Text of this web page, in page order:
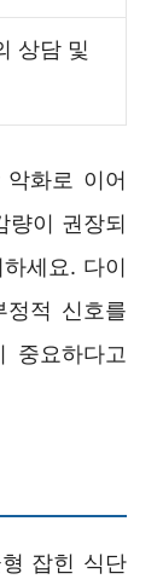
상담 및
화로 이어
이 권장되
세요. 다이
적 신호를
중요하다고
잡힌 식단